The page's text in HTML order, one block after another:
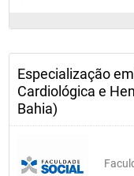
Especialização
Cardiológica e
Bahia)